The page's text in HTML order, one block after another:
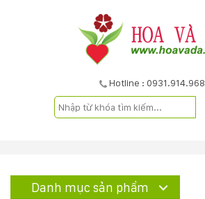
Hotline : 0931.914.968
Danh mục sản phẩm